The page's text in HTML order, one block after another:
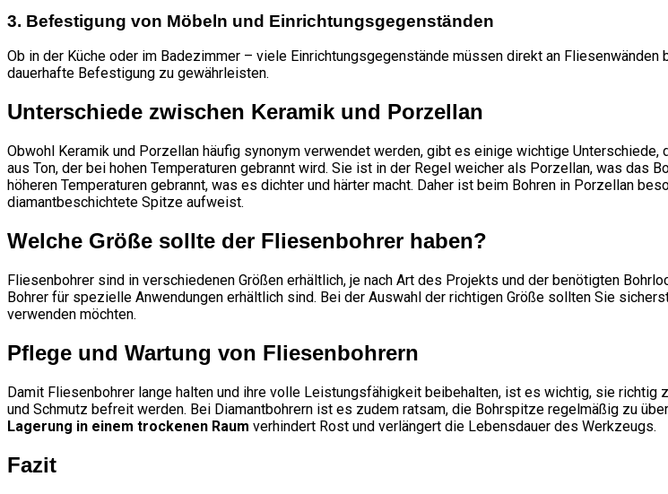
3. Befestigung von Möbeln und Einrichtungsgegenständen
Ob in der Küche oder im Badezimmer – viele Einrichtungsgegenstände müssen direkt an
dauerhafte Befestigung zu gewährleisten.
Unterschiede zwischen Keramik und Porzellan
Obwohl Keramik und Porzellan häufig synonym verwendet werden, gibt es einige wichtige
aus Ton, der bei hohen Temperaturen gebrannt wird. Sie ist in der Regel weicher als Porzellan, was das
höheren Temperaturen gebrannt, was es dichter und härter macht. Daher ist beim Bohren in Porzellan
diamantbeschichtete Spitze aufweist.
Welche Größe sollte der Fliesenbohrer haben?
Fliesenbohrer sind in verschiedenen Größen erhältlich, je nach Art des Projekts und der benötigten
Bohrer für spezielle Anwendungen erhältlich sind. Bei der Auswahl der richtigen Größe sollten Sie
verwenden möchten.
Pflege und Wartung von Fliesenbohrern
Damit Fliesenbohrer lange halten und ihre volle Leistungsfähigkeit beibehalten, ist es wichtig, sie richtig
und Schmutz befreit werden. Bei Diamantbohrern ist es zudem ratsam, die Bohrspitze regelmäßig zu
Lagerung in einem trockenen Raum verhindert Rost und verlängert die Lebensdauer des Werkzeugs.
Fazit